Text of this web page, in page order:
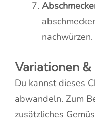
nachwürzen.
Variationen &
Du kannst dieses
abwandeln. Zum
zusätzliches